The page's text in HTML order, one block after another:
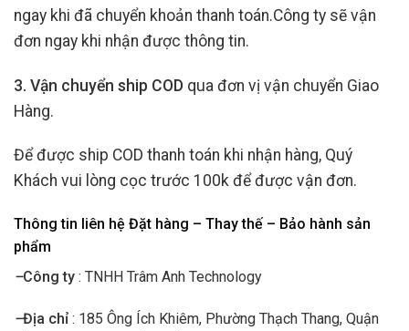
ngay khi đã chuyển khoản thanh toán.Công ty sẽ vận
đơn ngay khi nhận được thông tin.
3. Vận chuyển ship COD qua đơn vị vận chuyển Giao
Hàng.
Để được ship COD thanh toán khi nhận hàng, Quý
Khách vui lòng cọc trước 100k để được vận đơn.
Thông tin liên hệ Đặt hàng – Thay thế – Bảo hành sản
phẩm
–Công ty : TNHH Trâm Anh Technology
–Địa chỉ : 185 Ông Ích Khiêm, Phường Thạch Thang, Quận